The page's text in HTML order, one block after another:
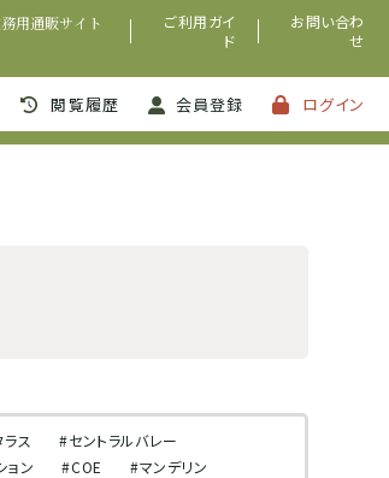
用通販サイト
ご利用ガイ
ド
お問い合わ
せ
閲覧履歴 会員登録 ログイン
ス
#セントラルバレー
ョン #COE
#マンデリン